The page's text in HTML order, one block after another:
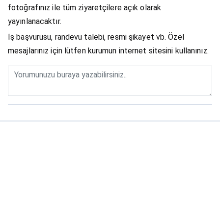
fotoğrafınız ile tüm ziyaretçilere açık olarak
yayınlanacaktır.
İş başvurusu, randevu talebi, resmi şikayet vb. Özel
mesajlarınız için lütfen kurumun internet sitesini kullanınız.